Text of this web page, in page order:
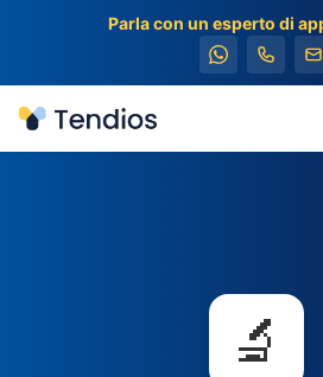
Parla con un esperto di
Tendios
🔬